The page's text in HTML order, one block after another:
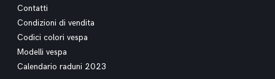
Contatti
Condizioni di vendita
Codici colori vespa
Modelli vespa
Calendario raduni 2023